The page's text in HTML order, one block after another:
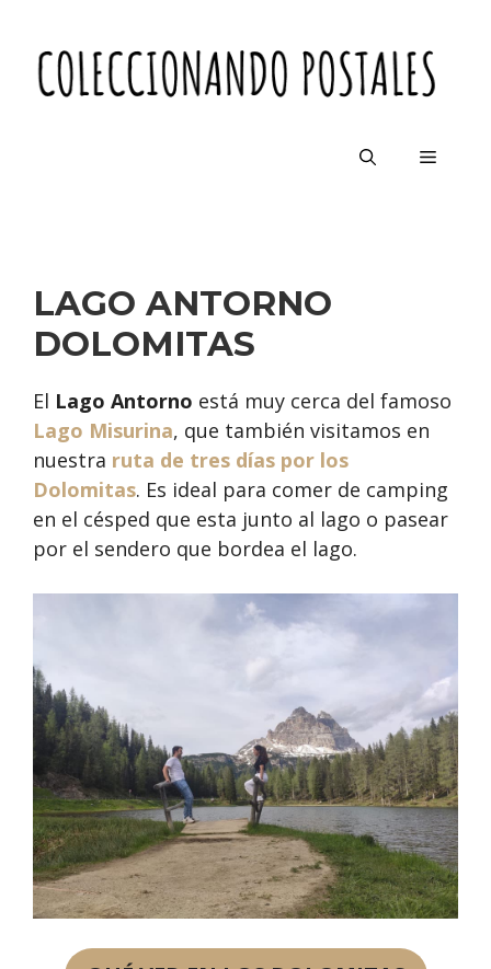
contenido
Menú
LAGO ANTORNO
DOLOMITAS
El Lago Antorno está muy cerca del famoso
Lago Misurina, que también visitamos en
nuestra ruta de tres días por los
Dolomitas. Es ideal para comer de camping
en el césped que esta junto al lago o pasear
por el sendero que bordea el lago.